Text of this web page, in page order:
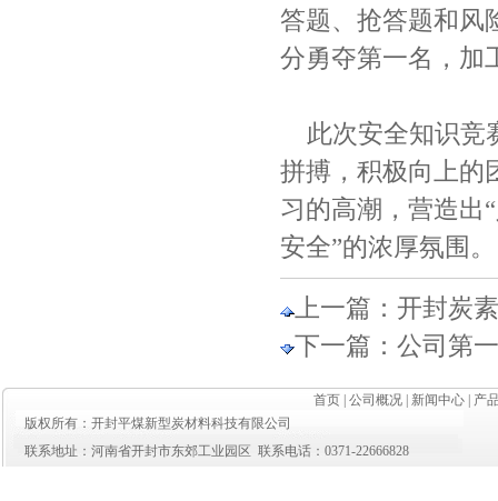
答题、抢答题和风
分勇夺第一名，加
此次安全知识竞
拼搏，积极向上的
习的高潮，营造出
安全”的浓厚氛围。
上一篇： 开封炭
下一篇： 公司第
首页 公司概况 新闻中心
产
版权所有：开封平煤新型炭材料科技有限公司
联系地址：河南省开封市东郊工业园区 联系电话：0371-22666828